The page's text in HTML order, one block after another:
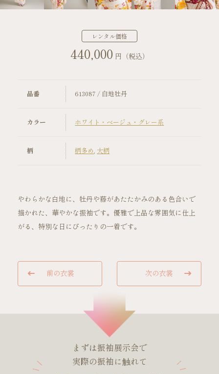
店舗案内
振袖レンタルの流れ
写真だけの成人式の流れ
コーディネート小物
成人式当日の過ごし方
成人式中止時の対応
ご試着・見学予約
レンタル価格
440,000円（税込）
品番 613087 / 白地牡丹
カラー ホワイト・ベージュ・グレー系
柄 柄多め 大柄
やわらかな白地に、牡丹や藤があたたかみのある色合いで
描かれた、華やかな振袖です。優雅で上品な雰囲気に仕上
がる、特別な日にぴったりの一着です。
前の衣裳 次の衣裳
まずは振袖展示会で
実際の振袖に触れて